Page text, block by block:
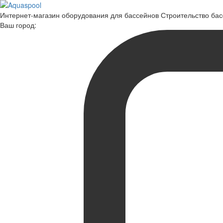
Интернет-магазин оборудования для бассейнов Строительство
Ваш город: